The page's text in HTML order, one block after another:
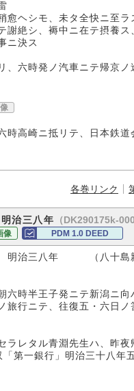
愈ヘシモ、未タ全快ニ至
謝絶シ、褥中ニ在テ摂養
ニ決ス
、六時発ノ汽車ニテ帰京
時高崎ニ抵リテ、日本鉄
各巻リンク
治三八年 （DK290175k-
像 PDM 1.0 DEED
明治三八年 （八十島
六時半王子発ニテ新潟ニ
旅行ニテ、往復五・六日
ラレタル青淵先生ハ、昨
銀行」明治三十八年五